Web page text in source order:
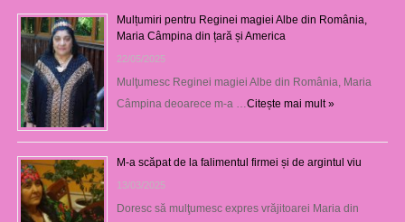
Mulțumiri pentru Reginei magiei Albe din România,
Maria Câmpina din țară și America
22/05/2025
Mulţumesc Reginei magiei Albe din România, Maria
Câmpina deoarece m-a … Citește mai mult »
M-a scăpat de la falimentul firmei și de argintul viu
13/03/2025
Doresc să mulţumesc expres vrăjitoarei Maria din